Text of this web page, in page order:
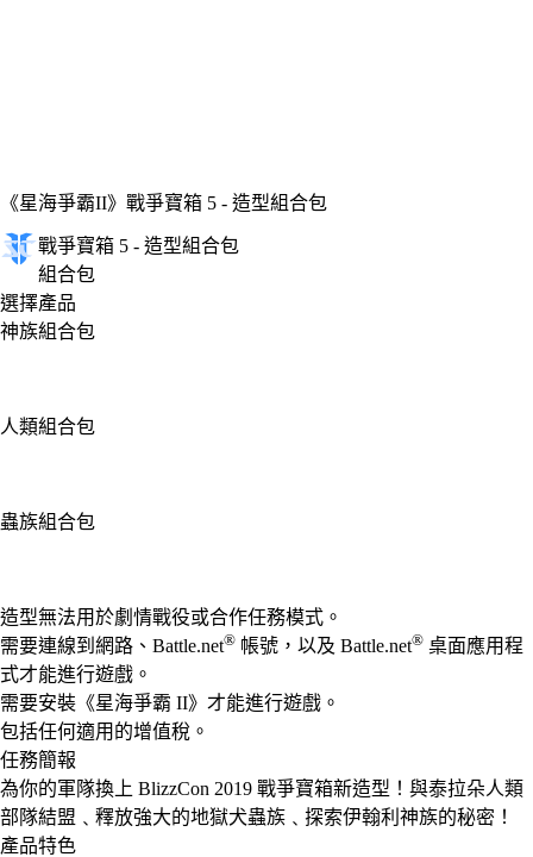
《星海爭霸II》 戰爭寶箱 5 - 造型組合包
戰爭寶箱 5 - 造型組合包
組合包
選擇產品
神族組合包
人類組合包
蟲族組合包
Available actions
造型無法用於劇情戰役或合作任務模式。
需要連線到網路、Battle.net® 帳號，以及 Battle.net® 桌面應用程
式才能進行遊戲。
需要安裝《星海爭霸 II》才能進行遊戲。
包括任何適用的增值稅。
任務簡報
為你的軍隊換上 BlizzCon 2019 戰爭寶箱新造型！與泰拉朵人類
部隊結盟﹑釋放強大的地獄犬蟲族﹑探索伊翰利神族的秘密！
產品特色